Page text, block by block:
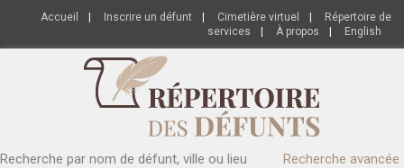
Accueil Inscrire un défunt Cimetière virtuel
Répertoire de
services
À propos English
Recherche par nom de défunt, ville ou lieu Recherche avancée